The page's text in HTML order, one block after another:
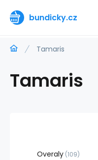
bundicky.cz
Tamaris
Tamaris
Overaly 109